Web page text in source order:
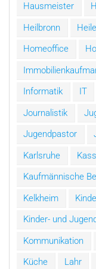
Hausmeister
Heilbronn
Homeoffice
Informatik
IT
Journalistik
Jugendpastor
Karlsruhe
Kaufmännische
Kelkheim
Kinder- und
Kommunikation
Küche
Lahr